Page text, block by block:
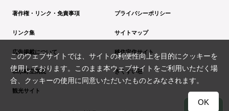
著作権・リンク・免責事項 プライバシーポリシー
リンク集 サイトマップ
広告掲載について 移住定住サイト
和水町立病院 きくすい荘
観光サイト
TOP
このウェブサイトでは、サイトの利便性向上を目的にクッキーを
使用しております。このまま本ウェブサイトをご利用いただく場
合、クッキーの使用に同意いただいたものとみなされます。
OK